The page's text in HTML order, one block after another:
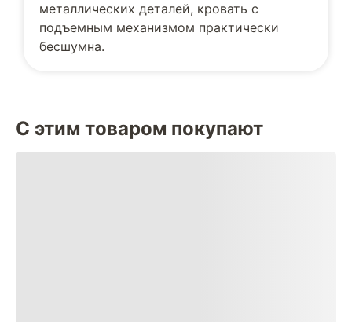
металлических деталей, кровать с
подъемным механизмом практически
бесшумна.
С этим товаром покупают